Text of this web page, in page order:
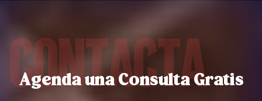
Contacta
Agenda una Consulta Gratis